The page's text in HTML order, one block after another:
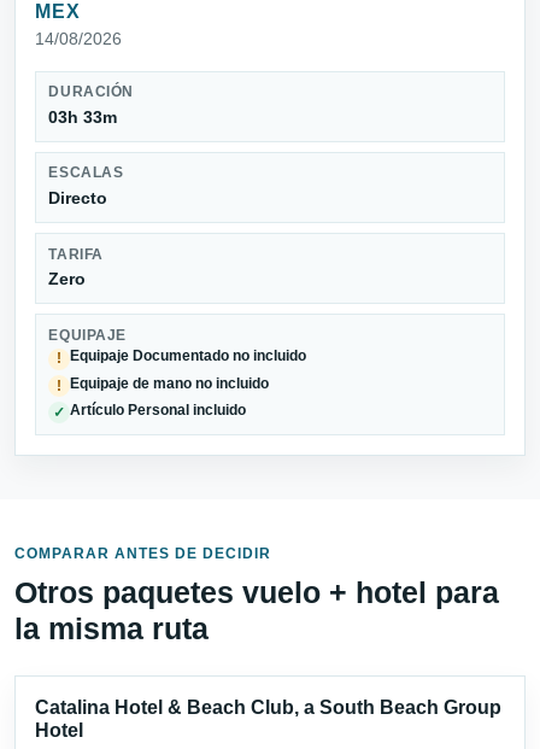
MEX
14/08/2026
DURACIÓN
03h 33m
ESCALAS
Directo
TARIFA
Zero
EQUIPAJE
!
Equipaje Documentado no incluido
! Equipaje de mano no incluido
✓ Artículo Personal incluido
COMPARAR ANTES DE DECIDIR
Otros paquetes vuelo + hotel para
la misma ruta
Catalina Hotel & Beach Club, a South Beach Group
Hotel